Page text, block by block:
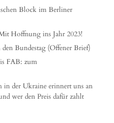
Block im Berliner
Hoffnung ins Jahr 2023!
Bundestag (Offener Brief)
FAB: zum
in der Ukraine erinnert uns an
wer den Preis dafür zahlt